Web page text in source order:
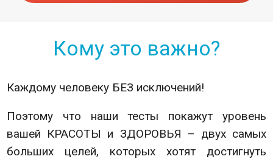
Кому это важно?
Каждому человеку БЕЗ исключений!
Поэтому что наши тесты покажут уровень
вашей КРАСОТЫ и ЗДОРОВЬЯ – двух самых
больших целей, которых хотят достигнуть